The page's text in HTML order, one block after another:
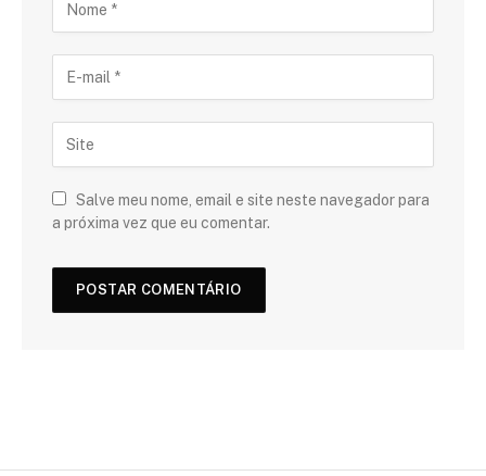
Salve meu nome, email e site neste navegador para
a próxima vez que eu comentar.